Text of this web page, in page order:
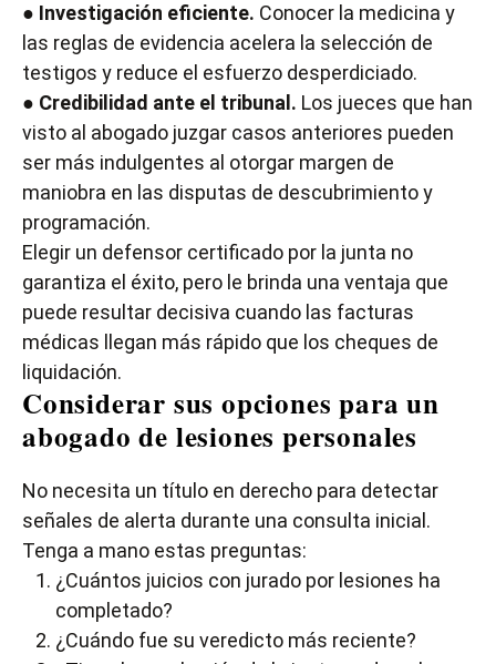
● Investigación eficiente. Conocer la medicina y
las reglas de evidencia acelera la selección de
testigos y reduce el esfuerzo desperdiciado.
● Credibilidad ante el tribunal. Los jueces que han
visto al abogado juzgar casos anteriores pueden
ser más indulgentes al otorgar margen de
maniobra en las disputas de descubrimiento y
programación.
Elegir un defensor certificado por la junta no
garantiza el éxito, pero le brinda una ventaja que
puede resultar decisiva cuando las facturas
médicas llegan más rápido que los cheques de
liquidación.
Considerar sus opciones para un
abogado de lesiones personales
No necesita un título en derecho para detectar
señales de alerta durante una consulta inicial.
Tenga a mano estas preguntas:
¿Cuántos juicios con jurado por lesiones ha
completado?
¿Cuándo fue su veredicto más reciente?